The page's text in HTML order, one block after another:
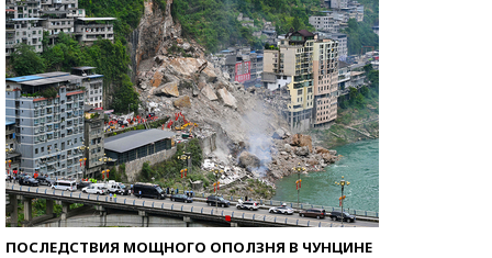
ПОСЛЕДСТВИЯ МОЩНОГО ОПОЛЗНЯ В ЧУНЦИНЕ